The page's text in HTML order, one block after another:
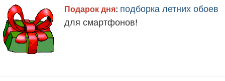
Подарок дня: подборка летних обоев
для смартфонов!